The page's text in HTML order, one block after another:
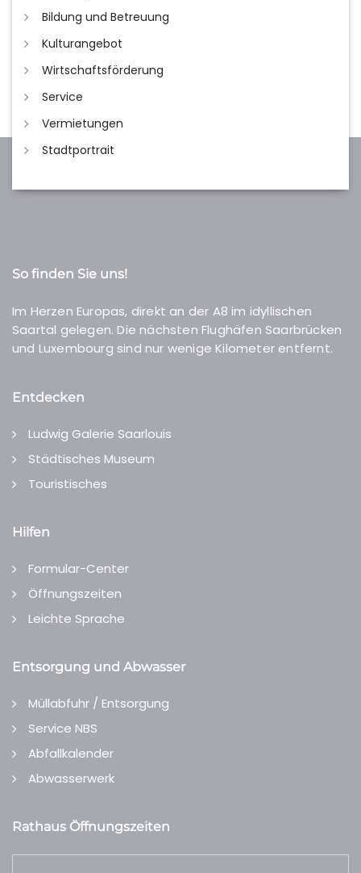
Bildung und Betreuung
Kulturangebot
Wirtschaftsförderung
Service
Vermietungen
Stadtportrait
So finden Sie uns!
Im Herzen Europas, direkt an der A8 im idyllischen
Saartal gelegen. Die nächsten Flughäfen Saarbrücken
und Luxembourg sind nur wenige Kilometer entfernt.
Entdecken
Ludwig Galerie Saarlouis
Städtisches Museum
Touristisches
Hilfen
Formular-Center
Öffnungszeiten
Leichte Sprache
Entsorgung und Abwasser
Müllabfuhr / Entsorgung
Service NBS
Abfallkalender
Abwasserwerk
Rathaus Öffnungszeiten